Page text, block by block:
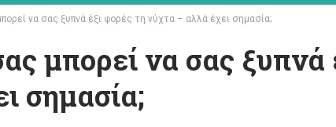
να σας ξυπνά έξι φορές τη νύχτα – αλλά έχει σημασία;
μπορεί να σας ξυπνά
σημασία;